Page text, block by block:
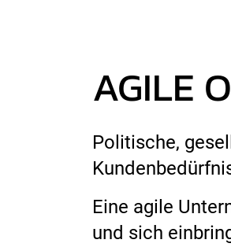
AGILE
Politische,
Eine agile
und sich